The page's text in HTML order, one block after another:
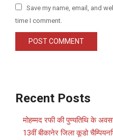
Save my name, email, and
time I comment.
Recent Posts
मोहम्मद रफी की पुण्यतिथि के
13वीं बीकानेर जिला कूडो